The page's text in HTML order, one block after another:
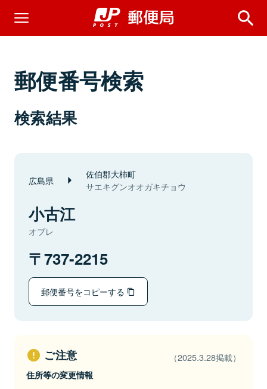
郵便番号検索
検索結果
広島県 佐伯郡大柿町
サエキグンオオガキチョウ
小古江
オブレ
737-2215
郵便番号をコピーする
ご注意 （2025.3.28掲載）
住所等の変更情報